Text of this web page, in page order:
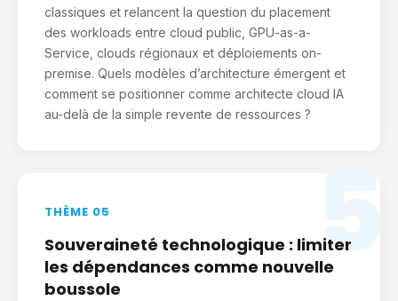
classiques et relancent la question du placement
des workloads entre cloud public, GPU-as-a-
Service, clouds régionaux et déploiements on-
premise. Quels modèles d’architecture émergent et
comment se positionner comme architecte cloud IA
au-delà de la simple revente de ressources ?
5
THÈME 05
Souveraineté technologique : limiter
les dépendances comme nouvelle
boussole